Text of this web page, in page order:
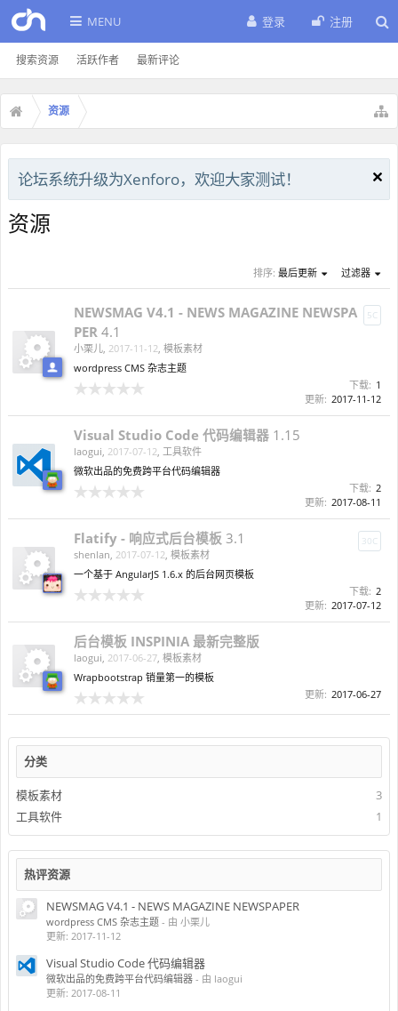
MENU
搜索资源 活跃作者 最新评论
登录 注册
资源
论坛系统升级为Xenforo，欢迎大家测试！
资源
分类
模板素材
3
工具软件
1
热评资源
NEWSMAG V4.1 - NEWS MAGAZINE NEWSPAPER
wordpress CMS 杂志主题 - 由 小栗儿
更新: 2017-11-12
Visual Studio Code 代码编辑器
微软出品的免费跨平台代码编辑器 - 由 laogui
更新: 2017-08-11
排序: 最后更新 过滤器
5C
NEWSMAG V4.1 - NEWS MAGAZINE NEWSPA
PER 4.1
小栗儿, 2017-11-12, 模板素材
wordpress CMS 杂志主题
下载: 1
更新: 2017-11-12
Visual Studio Code 代码编辑器 1.15
laogui, 2017-07-12, 工具软件
微软出品的免费跨平台代码编辑器
下载: 2
更新: 2017-08-11
30C
Flatify - 响应式后台模板 3.1
shenlan, 2017-07-12, 模板素材
一个基于 AngularJS 1.6.x 的后台网页模板
下载: 2
更新: 2017-07-12
后台模板 INSPINIA 最新完整版
laogui, 2017-06-27, 模板素材
Wrapbootstrap 销量第一的模板
更新: 2017-06-27